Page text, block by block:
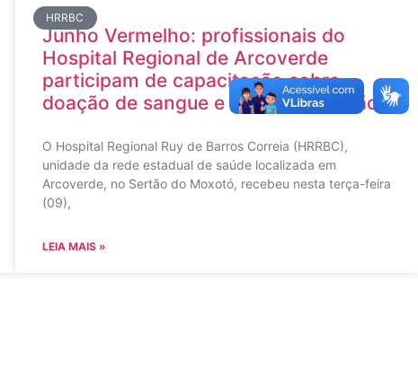
HRRBC
Junho Vermelho: profissionais do
Hospital Regional de Arcoverde
participam de capacitação sobre
doação de sangue e hemotransfusão
O Hospital Regional Ruy de Barros Correia (HRRBC),
unidade da rede estadual de saúde localizada em
Arcoverde, no Sertão do Moxotó, recebeu nesta terça-feira
(09),
LEIA MAIS »